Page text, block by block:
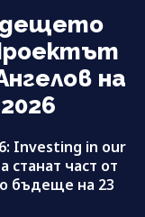
на
Investing in our
част от
бъдеще на 23